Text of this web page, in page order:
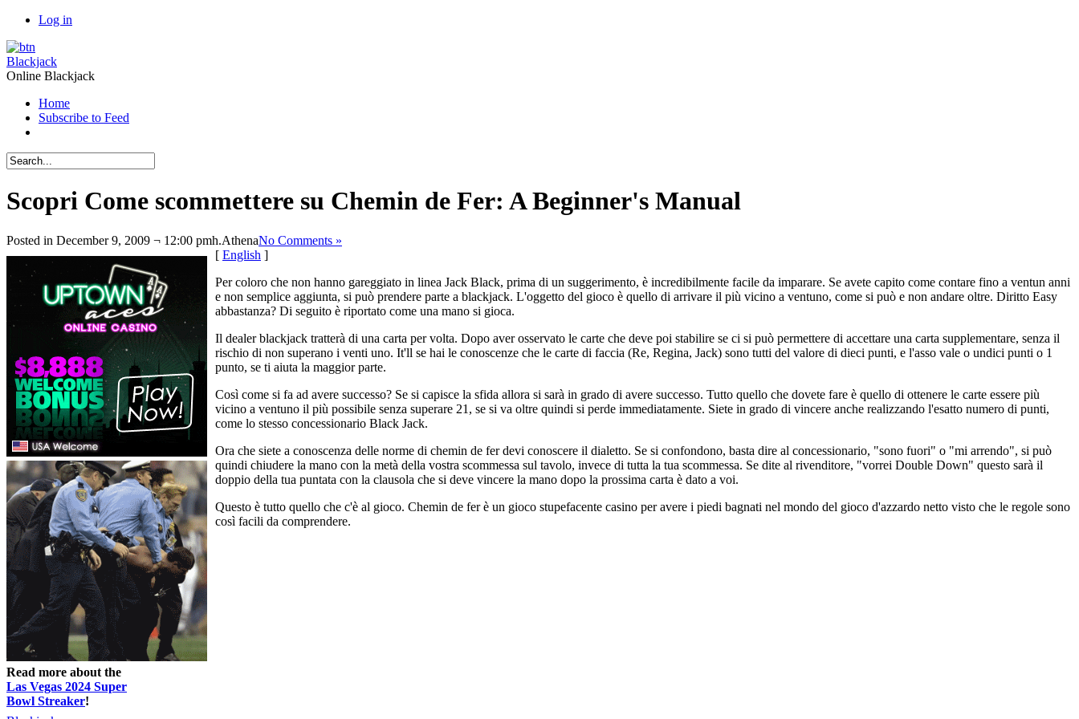
Log in
Blackjack
Online Blackjack
Home
Subscribe to Feed
Scopri Come scommettere su Chemin de Fer: A Beginner's Manual
Posted in December 9, 2009 ¬ 12:00 pmh.AthenaNo Comments »
Read more about the
Las Vegas 2024 Super
Bowl Streaker!
[ English ]
Per coloro che non hanno gareggiato in linea Jack Black, prima di un suggerimento, è incredibilmente facile da imparare. Se avete capito come contare fino a ventun anni
e non semplice aggiunta, si può prendere parte a blackjack. L'oggetto del gioco è quello di arrivare il più vicino a ventuno, come si può e non andare oltre. Diritto Easy
abbastanza? Di seguito è riportato come una mano si gioca.
Il dealer blackjack tratterà di una carta per volta. Dopo aver osservato le carte che deve poi stabilire se ci si può permettere di accettare una carta supplementare, senza il
rischio di non superano i venti uno. It'll se hai le conoscenze che le carte di faccia (Re, Regina, Jack) sono tutti del valore di dieci punti, e l'asso vale o undici punti o 1
punto, se ti aiuta la maggior parte.
Così come si fa ad avere successo? Se si capisce la sfida allora si sarà in grado di avere successo. Tutto quello che dovete fare è quello di ottenere le carte essere più
vicino a ventuno il più possibile senza superare 21, se si va oltre quindi si perde immediatamente. Siete in grado di vincere anche realizzando l'esatto numero di punti,
come lo stesso concessionario Black Jack.
Ora che siete a conoscenza delle norme di chemin de fer devi conoscere il dialetto. Se si confondono, basta dire al concessionario, "sono fuori" o "mi arrendo", si può
quindi chiudere la mano con la metà della vostra scommessa sul tavolo, invece di tutta la tua scommessa. Se dite al rivenditore, "vorrei Double Down" questo sarà il
doppio della tua puntata con la clausola che si deve vincere la mano dopo la prossima carta è dato a voi.
Questo è tutto quello che c'è al gioco. Chemin de fer è un gioco stupefacente casino per avere i piedi bagnati nel mondo del gioco d'azzardo netto visto che le regole sono
così facili da comprendere.